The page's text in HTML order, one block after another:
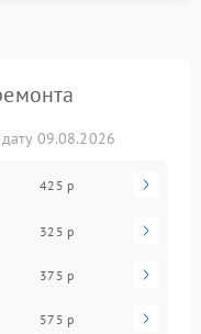
09.08.2026
425 р
325 р
375 р
575 р